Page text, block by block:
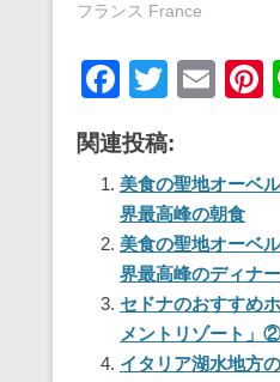
フランス France
F
c
e
b
o
o
k
T
tt
er
E
関連投稿:
美食の聖地オーベ
界最高峰の朝食
美食の聖地オーベ
界最高峰のディナー
セドナのおすすめ
メントリゾート」
イタリア湖水地